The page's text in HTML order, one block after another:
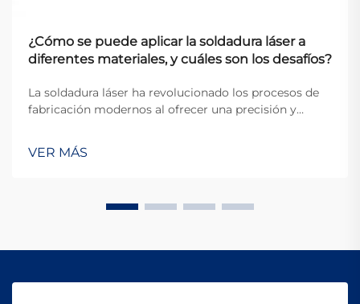
¿Cómo se puede aplicar la soldadura láser a
diferentes materiales, y cuáles son los desafíos?
La soldadura láser ha revolucionado los procesos de
fabricación modernos al ofrecer una precisión y
materiales. Esta técnica avanzada utiliza haces de
láser enfocados para crear soldaduras de alta calidad
VER MÁS